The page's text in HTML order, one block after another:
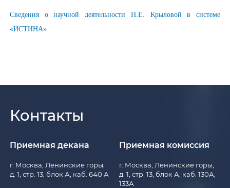
Сведения о научной деятельности Н.Е. Крыловой в системе
«ИСТИНА»
Контакты
Приемная декана
г. Москва, Ленинские горы,
д. 1, стр. 13, блок А, каб. 640 А
Приемная комиссия
г. Москва, Ленинские горы,
д. 1, стр. 13, блок А, каб. 130А,
133А